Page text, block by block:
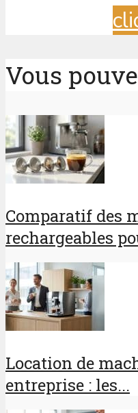
Vous
Comparatif des
rechargeables
Location de
entreprise : les...